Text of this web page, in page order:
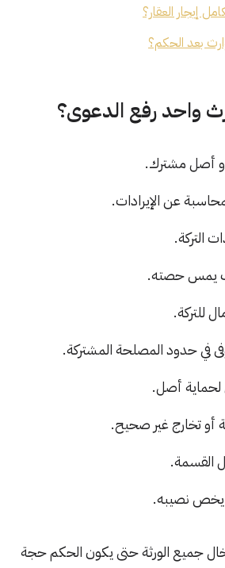
إيجار العقار؟
بعد الحكم؟
واحد رفع الدعوى؟
أصل مشترك.
عن الإيرادات.
التركة.
يمس حصته.
للتركة.
في حدود المصلحة المشتركة.
أصل.
أو تخارج غير صحيح.
القسمة.
يخص نصيبه.
جميع الورثة حتى يكون الحكم حجة